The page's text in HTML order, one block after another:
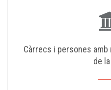
Càrrecs i persones
de